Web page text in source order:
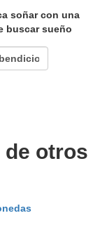
soñar con una
buscar sueño
otros